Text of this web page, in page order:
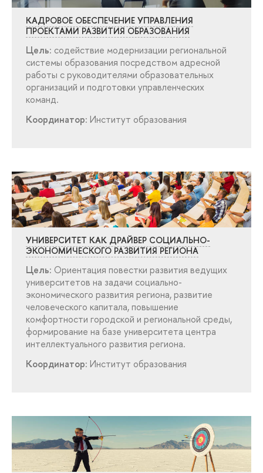
КАДРОВОЕ ОБЕСПЕЧЕНИЕ УПРАВЛЕНИЯ
ПРОЕКТАМИ РАЗВИТИЯ ОБРАЗОВАНИЯ
Цель: содействие модернизации региональной
системы образования посредством адресной
работы с руководителями образовательных
организаций и подготовки управленческих
команд.
Координатор: Институт образования
УНИВЕРСИТЕТ КАК ДРАЙВЕР СОЦИАЛЬНО-
ЭКОНОМИЧЕСКОГО РАЗВИТИЯ РЕГИОНА
Цель: Ориентация повестки развития ведущих
университетов на задачи социально-
экономического развития региона, развитие
человеческого капитала, повышение
комфортности городской и региональной среды,
формирование на базе университета центра
интеллектуального развития региона.
Координатор: Институт образования